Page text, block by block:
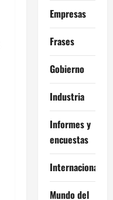
Empresas
Frases
Gobierno
Industria
Informes y
encuestas
Internacional
Mundo del